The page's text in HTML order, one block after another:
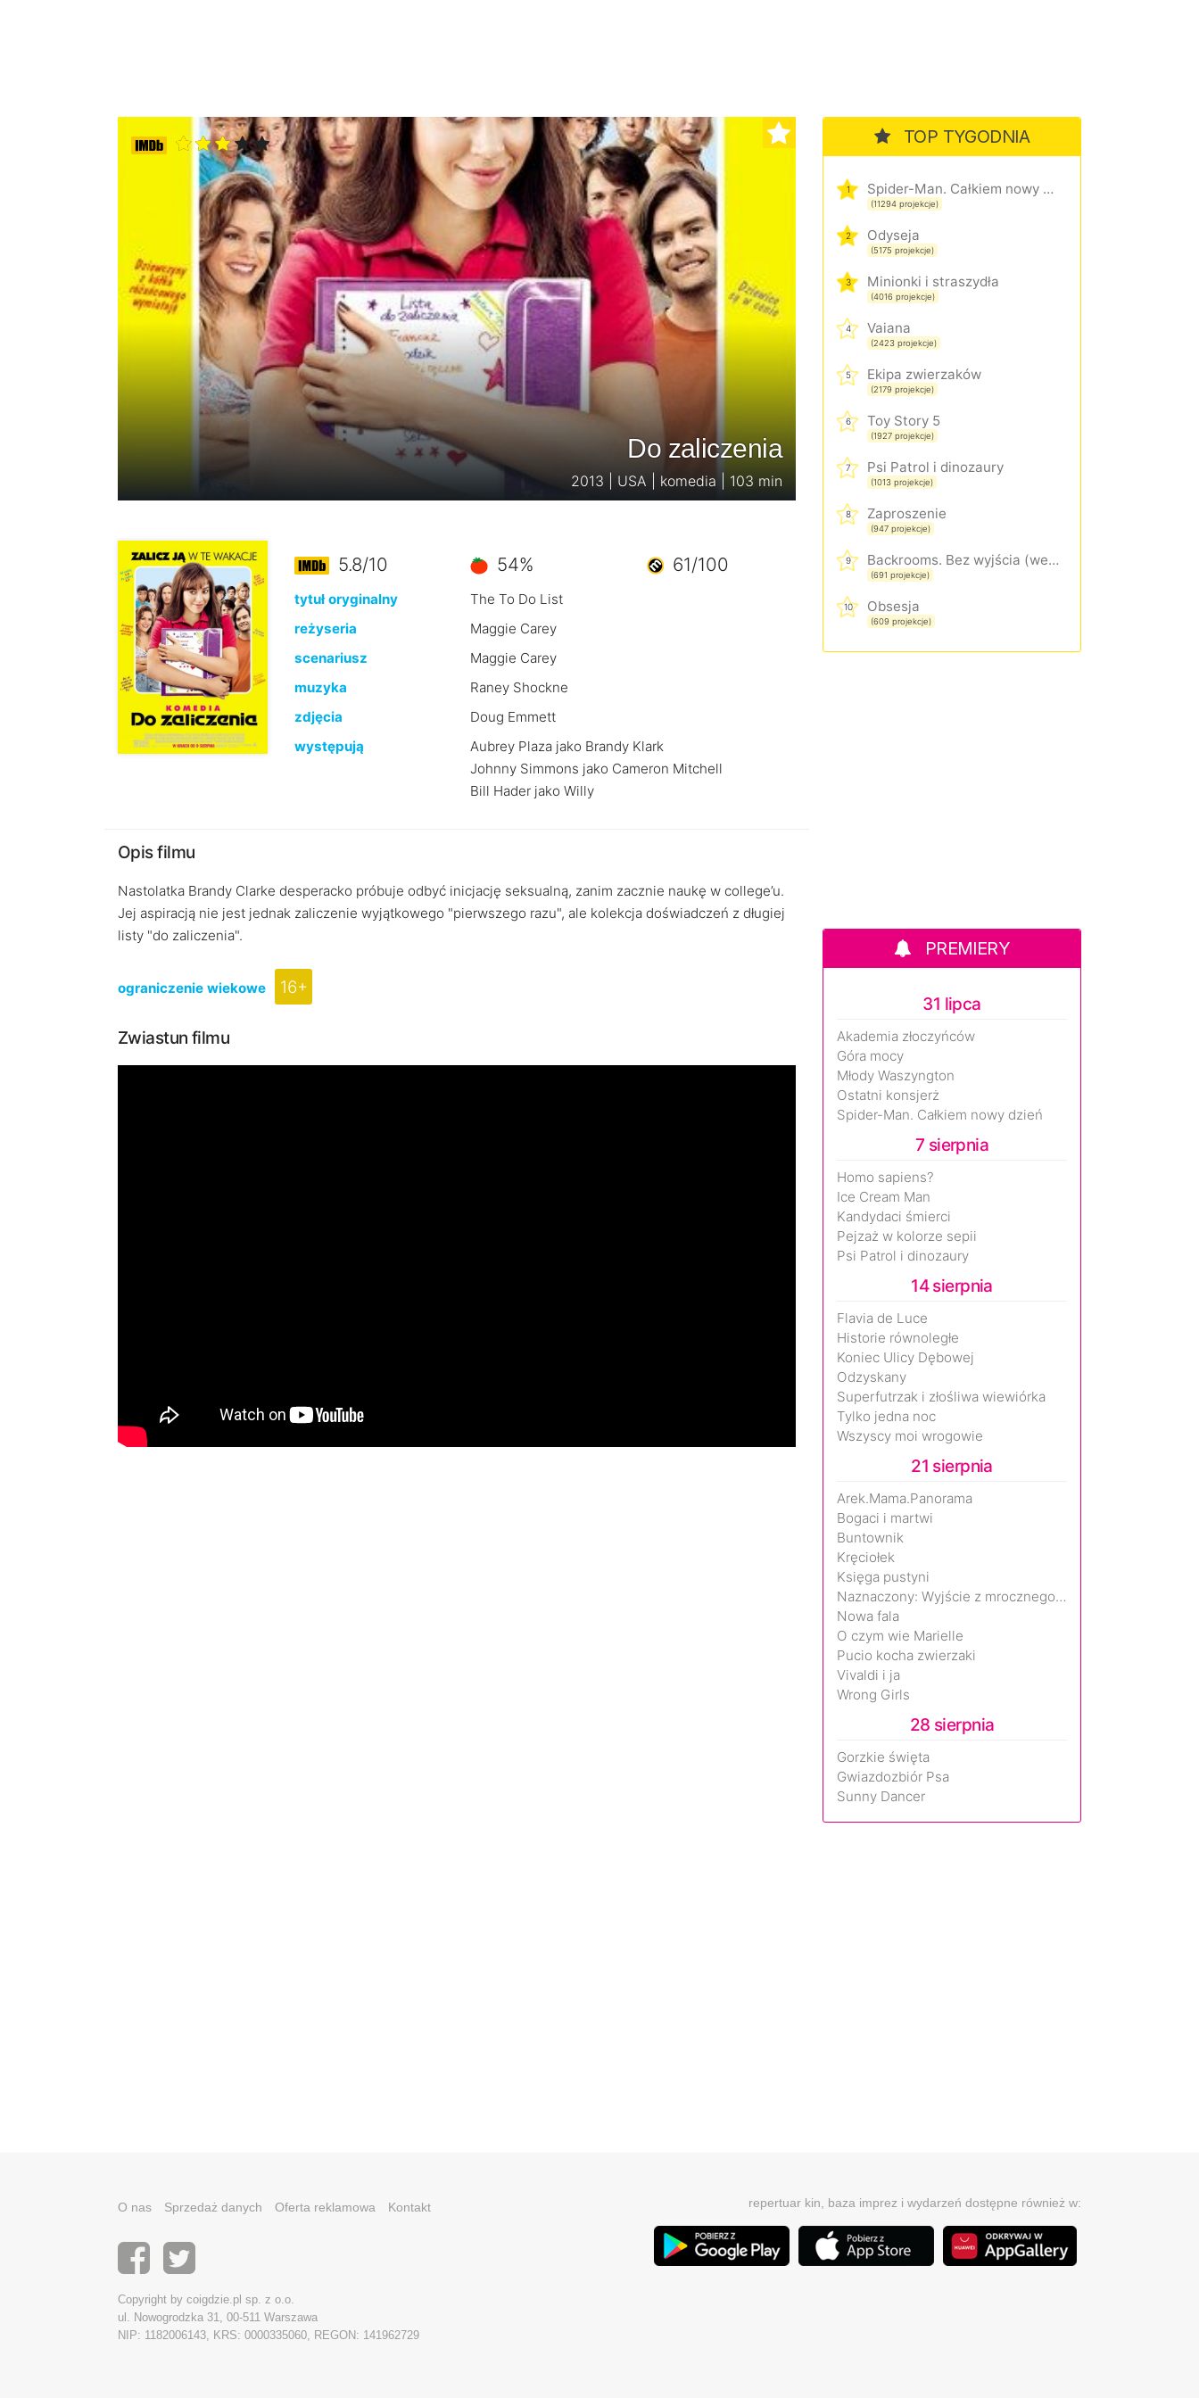
Do zaliczenia
2013 | USA | komedia | 103 min
5.8/10 54% 61/100
tytuł oryginalny
The To Do List
reżyseria
Maggie Carey
scenariusz
Maggie Carey
muzyka
Raney Shockne
zdjęcia
Doug Emmett
występują
Aubrey Plaza jako Brandy Klark
Johnny Simmons jako Cameron Mitchell
Bill Hader jako Willy
Opis filmu
Nastolatka Brandy Clarke desperacko próbuje odbyć inicjację seksualną, zanim zacznie naukę w college’u.
Jej aspiracją nie jest jednak zaliczenie wyjątkowego "pierwszego razu", ale kolekcja doświadczeń z długiej
listy "do zaliczenia".
ograniczenie wiekowe 16+
Zwiastun filmu
TOP TYGODNIA
1 Spider-Man. Całkiem nowy dzień
(11294 projekcje)
2 Odyseja
(5175 projekcje)
3 Minionki i straszydła
(4016 projekcje)
4 Vaiana
(2423 projekcje)
5 Ekipa zwierzaków
(2179 projekcje)
6 Toy Story 5
(1927 projekcje)
7 Psi Patrol i dinozaury
(1013 projekcje)
8 Zaproszenie
(947 projekcje)
9 Backrooms. Bez wyjścia (wersja rozszerzona)
(691 projekcje)
10 Obsesja
(609 projekcje)
PREMIERY
31 lipca
Akademia złoczyńców
Góra mocy
Młody Waszyngton
Ostatni konsjerż
Spider-Man. Całkiem nowy dzień
7 sierpnia
Homo sapiens?
Ice Cream Man
Kandydaci śmierci
Pejzaż w kolorze sepii
Psi Patrol i dinozaury
14 sierpnia
Flavia de Luce
Historie równoległe
Koniec Ulicy Dębowej
Odzyskany
Superfutrzak i złośliwa wiewiórka
Tylko jedna noc
Wszyscy moi wrogowie
21 sierpnia
Arek.Mama.Panorama
Bogaci i martwi
Buntownik
Kręciołek
Księga pustyni
Naznaczony: Wyjście z mrocznego wymiaru
Nowa fala
O czym wie Marielle
Pucio kocha zwierzaki
Vivaldi i ja
Wrong Girls
28 sierpnia
Gorzkie święta
Gwiazdozbiór Psa
Sunny Dancer
O nas Sprzedaż danych Oferta reklamowa Kontakt
Copyright by coigdzie.pl sp. z o.o.
ul. Nowogrodzka 31, 00-511 Warszawa
NIP: 1182006143, KRS: 0000335060, REGON: 141962729
repertuar kin, baza imprez i wydarzeń dostępne również w: